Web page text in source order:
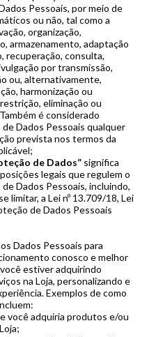
Pessoais, por meio de
ou não, tal como a
organização,
armazenamento, adaptação
recuperação, consulta,
por transmissão,
ou, alternativamente,
harmonização ou
eliminação ou
é considerado
Dados Pessoais qualquer
prevista nos termos da
de Dados” significa
legais que regulem o
Dados Pessoais, incluindo,
limitar, a Lei nº 13.709/18, Lei
de Dados Pessoais
Dados Pessoais para
conosco e melhor
estiver adquirindo
na Loja, personalizando e
Exemplos de como
você adquiria produtos e/ou